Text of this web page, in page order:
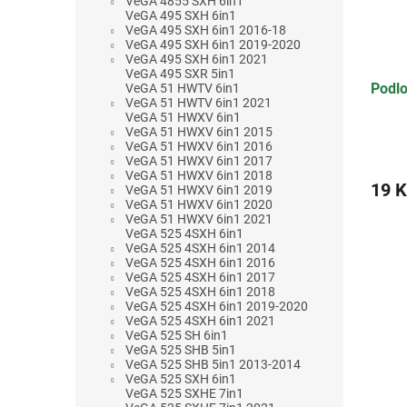
VeGA 495 SXH 6in1
VeGA 495 SXH 6in1 2016-18
VeGA 495 SXH 6in1 2019-2020
VeGA 495 SXH 6in1 2021
VeGA 495 SXR 5in1
VeGA 51 HWTV 6in1
VeGA 51 HWTV 6in1 2021
VeGA 51 HWXV 6in1
VeGA 51 HWXV 6in1 2015
VeGA 51 HWXV 6in1 2016
VeGA 51 HWXV 6in1 2017
VeGA 51 HWXV 6in1 2018
VeGA 51 HWXV 6in1 2019
VeGA 51 HWXV 6in1 2020
VeGA 51 HWXV 6in1 2021
VeGA 525 4SXH 6in1
VeGA 525 4SXH 6in1 2014
VeGA 525 4SXH 6in1 2016
VeGA 525 4SXH 6in1 2017
VeGA 525 4SXH 6in1 2018
VeGA 525 4SXH 6in1 2019-2020
VeGA 525 4SXH 6in1 2021
VeGA 525 SH 6in1
VeGA 525 SHB 5in1
VeGA 525 SHB 5in1 2013-2014
VeGA 525 SXH 6in1
VeGA 525 SXHE 7in1
19